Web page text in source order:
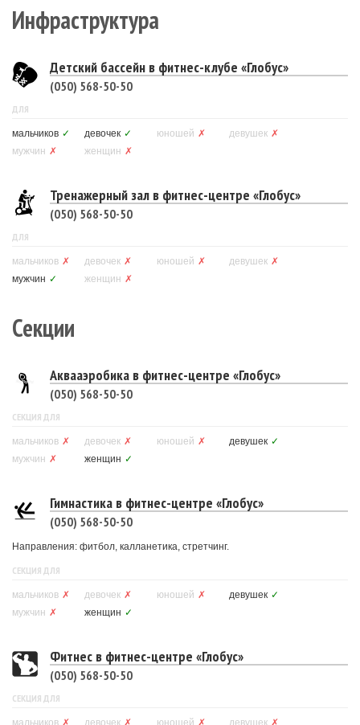
Инфраструктура
Детский бассейн в фитнес-клубе «Глобус»
(050) 568-50-50
ДЛЯ
мальчиков ✓ девочек ✓ юношей ✗ девушек ✗
мужчин ✗ женщин ✗
Тренажерный зал в фитнес-центре «Глобус»
(050) 568-50-50
ДЛЯ
мальчиков ✗ девочек ✗ юношей ✗ девушек ✗
мужчин ✓ женщин ✗
Секции
Аквааэробика в фитнес-центре «Глобус»
(050) 568-50-50
СЕКЦИЯ ДЛЯ
мальчиков ✗ девочек ✗ юношей ✗ девушек ✓
мужчин ✗ женщин ✓
Гимнастика в фитнес-центре «Глобус»
(050) 568-50-50
Направления: фитбол, калланетика, стретчинг.
СЕКЦИЯ ДЛЯ
мальчиков ✗ девочек ✗ юношей ✗ девушек ✓
мужчин ✗ женщин ✓
Фитнес в фитнес-центре «Глобус»
(050) 568-50-50
СЕКЦИЯ ДЛЯ
мальчиков ✗ девочек ✗ юношей ✗ девушек ✗